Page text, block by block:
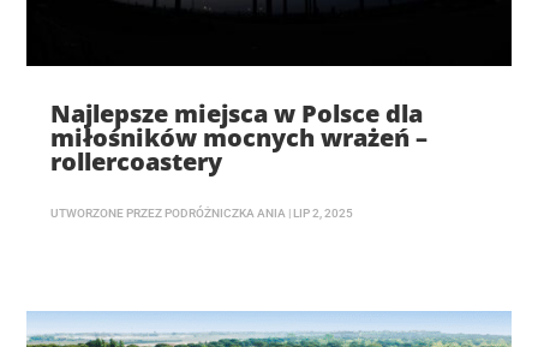
Najlepsze miejsca w Polsce dla
miłośników mocnych wrażeń –
rollercoastery
UTWORZONE PRZEZ PODRÓŻNICZKA ANIA | LIP 2, 2025